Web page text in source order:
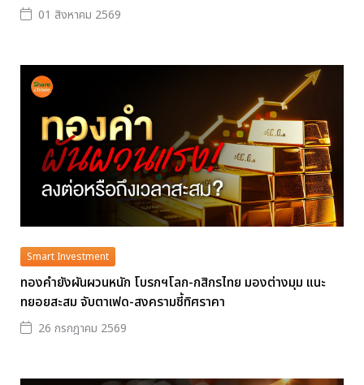
01 สิงหาคม 2569
Smart Investment
ทองคำยังผันผวนหนัก โบรกฯโลก-กสิกรไทย มองต่างมุม แนะ
ทยอยสะสม จับตาเฟด-สงครามชี้ทิศราคา
26 กรกฎาคม 2569